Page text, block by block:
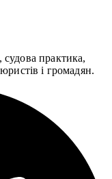
практика,
і громадян.